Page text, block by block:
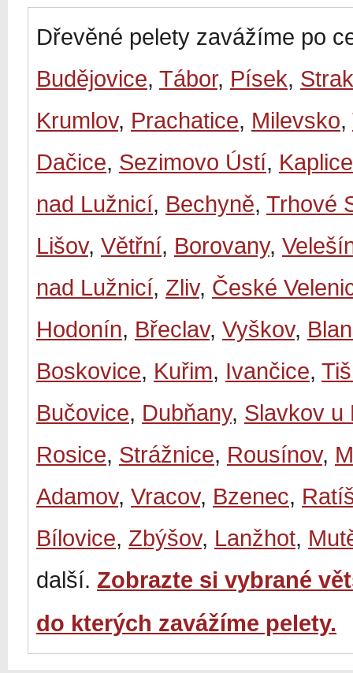
Dřevěné pelety zavážíme po
Budějovice, Tábor, Písek,
Krumlov, Prachatice, Milevsko,
Dačice, Sezimovo Ústí, Kaplice
nad Lužnicí, Bechyně, Trhové
Lišov, Větřní, Borovany,
nad Lužnicí, Zliv, České
Hodonín, Břeclav, Vyškov,
Boskovice, Kuřim, Ivančice,
Bučovice, Dubňany, Slavkov u
Rosice, Strážnice, Rousínov,
Adamov, Vracov, Bzenec,
Bílovice, Zbýšov, Lanžhot,
další. Zobrazte si vybrané
do kterých zavážíme pelety.